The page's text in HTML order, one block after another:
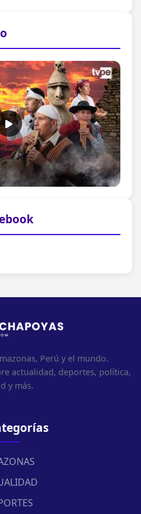
Perú y el mundo.
actualidad, deportes, política,
y más.